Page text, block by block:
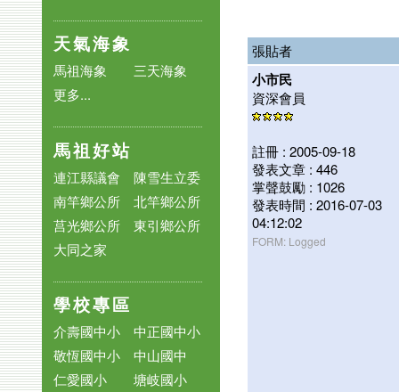
天氣海象
馬祖海象
三天海象
更多...
馬祖好站
連江縣議會
陳雪生立委
南竿鄉公所
北竿鄉公所
莒光鄉公所
東引鄉公所
大同之家
學校專區
介壽國中小
中正國中小
敬恆國中小
中山國中
仁愛國小
塘岐國小
張貼者
小市民
資深會員
註冊 : 2005-09-18
發表文章 : 446
掌聲鼓勵 : 1026
發表時間 : 2016-07-03
04:12:02
FORM: Logged